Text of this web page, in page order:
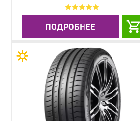
ПОДРОБНЕЕ